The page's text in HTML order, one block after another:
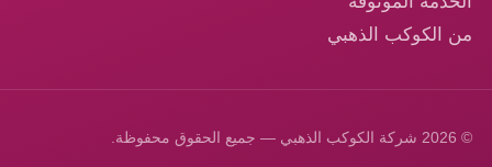
من الكوكب الذهبي
© 2026 شركة الكوكب الذهبي — جميع الحقوق محفوظة.